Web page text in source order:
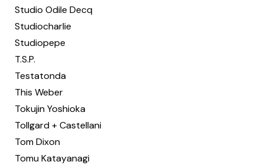
Studio Odile Decq
Studiocharlie
Studiopepe
T.S.P.
Testatonda
This Weber
Tokujin Yoshioka
Tollgard + Castellani
Tom Dixon
Tomu Katayanagi